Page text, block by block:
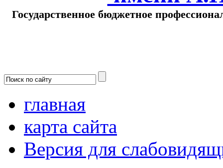
Государственное бюджетное
главная
карта сайта
Версия для